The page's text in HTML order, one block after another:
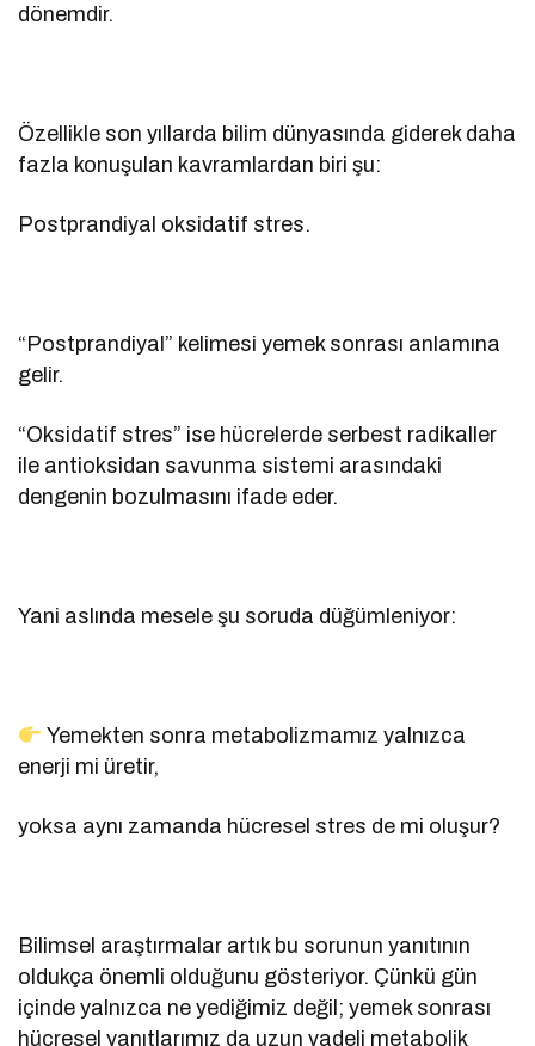
dönemdir.
Özellikle son yıllarda bilim dünyasında giderek daha
fazla konuşulan kavramlardan biri şu:
Postprandiyal oksidatif stres.
“Postprandiyal” kelimesi yemek sonrası anlamına
gelir.
“Oksidatif stres” ise hücrelerde serbest radikaller
ile antioksidan savunma sistemi arasındaki
dengenin bozulmasını ifade eder.
Yani aslında mesele şu soruda düğümleniyor:
Yemekten sonra metabolizmamız yalnızca
enerji mi üretir,
yoksa aynı zamanda hücresel stres de mi oluşur?
Bilimsel araştırmalar artık bu sorunun yanıtının
oldukça önemli olduğunu gösteriyor. Çünkü gün
içinde yalnızca ne yediğimiz değil; yemek sonrası
hücresel yanıtlarımız da uzun vadeli metabolik